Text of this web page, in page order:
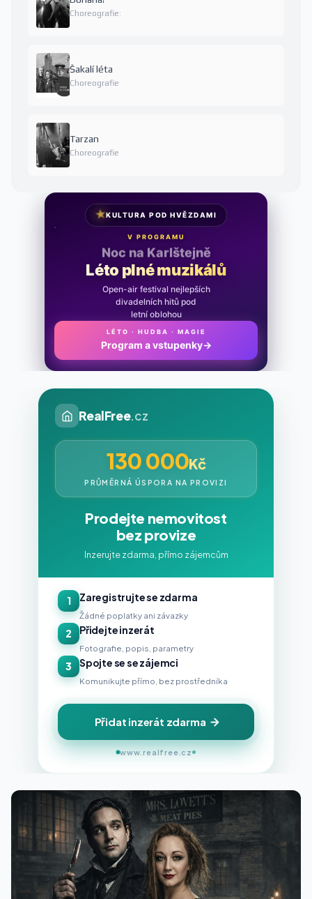
Choreografie:
Šakalí léta
Choreografie
Tarzan
Choreografie
★KULTURA POD HVĚZDAMI
V PROGRAMU
Noc na Karlštejně
Léto plné muzikálů
Open-air festival nejlepších
divadelních hitů pod
letní oblohou
LÉTO · HUDBA · MAGIE
Program a vstupenky →
RealFree.cz
130 000Kč
PRŮMĚRNÁ ÚSPORA NA PROVIZI
Prodejte nemovitost
bez provize
Inzerujte zdarma, přímo zájemcům
1 Zaregistrujte se zdarma
Žádné poplatky ani závazky
2 Přidejte inzerát
Fotografie, popis, parametry
3 Spojte se se zájemci
Komunikujte přímo, bez prostředníka
Přidat inzerát zdarma
www.realfree.cz